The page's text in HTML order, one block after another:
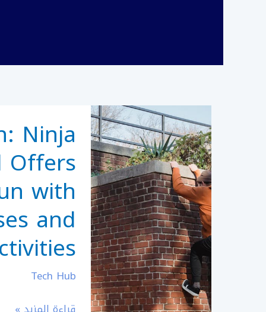
Ninja
Offers
with
and
Tech Hub
Ready
for
Action:
Ninja
Warrior
Chelmsford
Offers
Unforgettable
Fun